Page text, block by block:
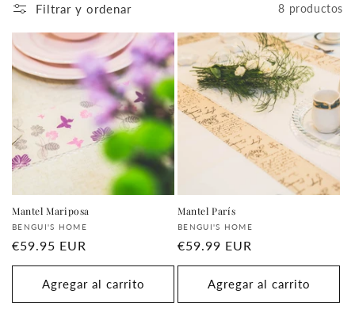
e
c
c
i
ó
n
:
Filtrar y ordenar 8 productos
Mantel Mariposa
Proveedor:
BENGUI'S HOME
Precio
habitual
€59.95 EUR
Agregar al carrito
Mantel París
Proveedor:
BENGUI'S HOME
Precio
habitual
€59.99 EUR
Agregar al carrito